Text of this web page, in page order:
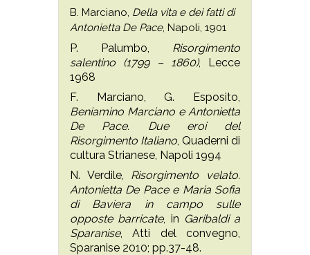
B. Marciano, Della vita e dei fatti di
Antonietta De Pace, Napoli, 1901
P. Palumbo, Risorgimento
salentino (1799 – 1860), Lecce
1968
F. Marciano, G. Esposito,
Beniamino Marciano e Antonietta
De Pace. Due eroi del
Risorgimento Italiano, Quaderni di
cultura Strianese, Napoli 1994
N. Verdile, Risorgimento velato.
Antonietta De Pace e Maria Sofia
di Baviera in campo sulle
opposte barricate, in Garibaldi a
Sparanise, Atti del convegno,
Sparanise 2010; pp.37-48.